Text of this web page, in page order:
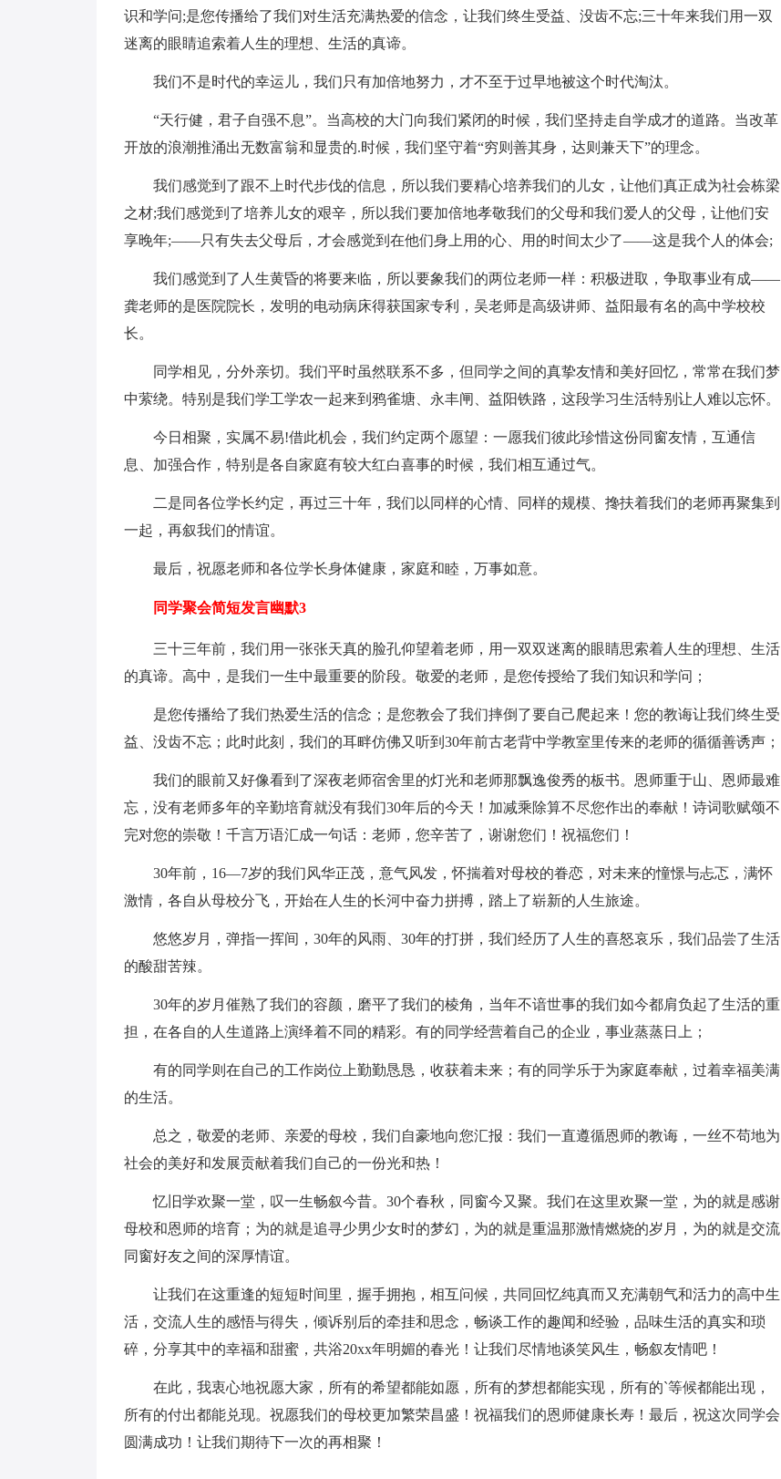
识和学问;是您传播给了我们对生活充满热爱的信念，让我们终生受益、没齿不忘;三十年来我们用一双
迷离的眼睛追索着人生的理想、生活的真谛。
我们不是时代的幸运儿，我们只有加倍地努力，才不至于过早地被这个时代淘汰。
“天行健，君子自强不息”。当高校的大门向我们紧闭的时候，我们坚持走自学成才的道路。当改革
开放的浪潮推涌出无数富翁和显贵的.时候，我们坚守着“穷则善其身，达则兼天下”的理念。
我们感觉到了跟不上时代步伐的信息，所以我们要精心培养我们的儿女，让他们真正成为社会栋梁
之材;我们感觉到了培养儿女的艰辛，所以我们要加倍地孝敬我们的父母和我们爱人的父母，让他们安
享晚年;——只有失去父母后，才会感觉到在他们身上用的心、用的时间太少了——这是我个人的体会;
我们感觉到了人生黄昏的将要来临，所以要象我们的两位老师一样：积极进取，争取事业有成——
龚老师的是医院院长，发明的电动病床得获国家专利，吴老师是高级讲师、益阳最有名的高中学校校
长。
同学相见，分外亲切。我们平时虽然联系不多，但同学之间的真挚友情和美好回忆，常常在我们梦
中萦绕。特别是我们学工学农一起来到鸦雀塘、永丰闸、益阳铁路，这段学习生活特别让人难以忘怀。
今日相聚，实属不易!借此机会，我们约定两个愿望：一愿我们彼此珍惜这份同窗友情，互通信
息、加强合作，特别是各自家庭有较大红白喜事的时候，我们相互通过气。
二是同各位学长约定，再过三十年，我们以同样的心情、同样的规模、搀扶着我们的老师再聚集到
一起，再叙我们的情谊。
最后，祝愿老师和各位学长身体健康，家庭和睦，万事如意。
同学聚会简短发言幽默3
三十三年前，我们用一张张天真的脸孔仰望着老师，用一双双迷离的眼睛思索着人生的理想、生活
的真谛。高中，是我们一生中最重要的阶段。敬爱的老师，是您传授给了我们知识和学问；
是您传播给了我们热爱生活的信念；是您教会了我们摔倒了要自己爬起来！您的教诲让我们终生受
益、没齿不忘；此时此刻，我们的耳畔仿佛又听到30年前古老背中学教室里传来的老师的循循善诱声；
我们的眼前又好像看到了深夜老师宿舍里的灯光和老师那飘逸俊秀的板书。恩师重于山、恩师最难
忘，没有老师多年的辛勤培育就没有我们30年后的今天！加减乘除算不尽您作出的奉献！诗词歌赋颂不
完对您的崇敬！千言万语汇成一句话：老师，您辛苦了，谢谢您们！祝福您们！
30年前，16—7岁的我们风华正茂，意气风发，怀揣着对母校的眷恋，对未来的憧憬与忐忑，满怀
激情，各自从母校分飞，开始在人生的长河中奋力拼搏，踏上了崭新的人生旅途。
悠悠岁月，弹指一挥间，30年的风雨、30年的打拼，我们经历了人生的喜怒哀乐，我们品尝了生活
的酸甜苦辣。
30年的岁月催熟了我们的容颜，磨平了我们的棱角，当年不谙世事的我们如今都肩负起了生活的重
担，在各自的人生道路上演绎着不同的精彩。有的同学经营着自己的企业，事业蒸蒸日上；
有的同学则在自己的工作岗位上勤勤恳恳，收获着未来；有的同学乐于为家庭奉献，过着幸福美满
的生活。
总之，敬爱的老师、亲爱的母校，我们自豪地向您汇报：我们一直遵循恩师的教诲，一丝不苟地为
社会的美好和发展贡献着我们自己的一份光和热！
忆旧学欢聚一堂，叹一生畅叙今昔。30个春秋，同窗今又聚。我们在这里欢聚一堂，为的就是感谢
母校和恩师的培育；为的就是追寻少男少女时的梦幻，为的就是重温那激情燃烧的岁月，为的就是交流
同窗好友之间的深厚情谊。
让我们在这重逢的短短时间里，握手拥抱，相互问候，共同回忆纯真而又充满朝气和活力的高中生
活，交流人生的感悟与得失，倾诉别后的牵挂和思念，畅谈工作的趣闻和经验，品味生活的真实和琐
碎，分享其中的幸福和甜蜜，共浴20xx年明媚的春光！让我们尽情地谈笑风生，畅叙友情吧！
在此，我衷心地祝愿大家，所有的希望都能如愿，所有的梦想都能实现，所有的`等候都能出现，
所有的付出都能兑现。祝愿我们的母校更加繁荣昌盛！祝福我们的恩师健康长寿！最后，祝这次同学会
圆满成功！让我们期待下一次的再相聚！